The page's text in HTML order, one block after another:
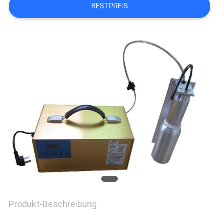
SHOPPING
POLICY
BESTPREIS
Produkt-Beschreibung